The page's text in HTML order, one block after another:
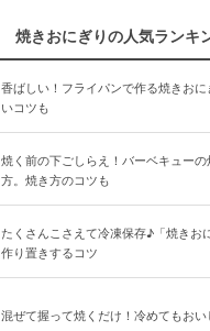
焼きおにぎりの人気ランキ
香ばしい！フライパンで作る焼きお
いコツも
焼く前の下ごしらえ！バーベキュー
方。焼き方のコツも
たくさんこさえて冷凍保存♪「焼きお
作り置きするコツ
混ぜて握って焼くだけ！冷めてもお